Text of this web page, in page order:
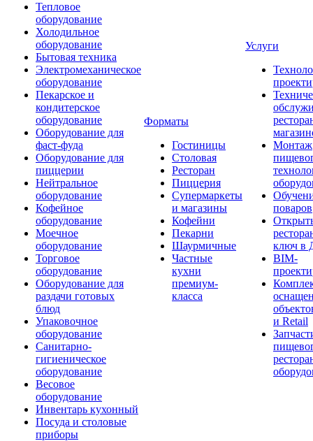
Тепловое
оборудование
Холодильное
оборудование
Бытовая техника
Электромеханическое
оборудование
Пекарское и
кондитерское
оборудование
Оборудование для
фаст-фуда
Оборудование для
пиццерии
Нейтральное
оборудование
Кофейное
оборудование
Моечное
оборудование
Торговое
оборудование
Оборудование для
раздачи готовых
блюд
Упаковочное
оборудование
Санитарно-
гигиеническое
оборудование
Весовое
оборудование
Инвентарь кухонный
Посуда и столовые
приборы
Форматы
Гостиницы
Столовая
Ресторан
Пиццерия
Супермаркеты
и магазины
Кофейни
Пекарни
Шаурмичные
Частные
кухни
премиум-
класса
Услуги
Монтаж
поваров
ключ в
BIM-
и Retail